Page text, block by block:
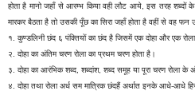
होता है मानो जहाँ से आरम्भ किया वही लौट आये, इस तरह शब्दों
मारकर बैठता है तो उसकी पूँछ का सिरा जहाँ होता है वहीं से वह फन
१. कुण्डलिनी छंद ६ पंक्तियों का छंद है जिसमें एक दोहा और एक
२. दोहा का अंतिम चरण रोला का प्रथम चरण होता है।
३. दोहा का आरंभिक शब्द, शब्दांश, शब्द समूह या पूरा चरण रोला के
४. दोहा तथा रोला अर्ध सम मात्रिक छंदहैं अर्थात इनके आधे-आधे